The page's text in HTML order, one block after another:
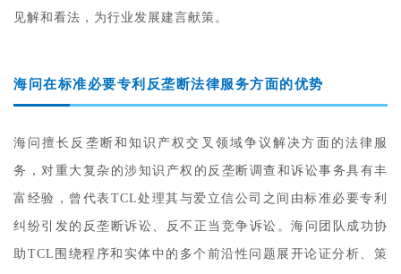
见解和看法，为行业发展建言献策。
海问在标准必要专利反垄断法律服务方面的优势
海问擅长反垄断和知识产权交叉领域争议解决方面的法律服
务，对重大复杂的涉知识产权的反垄断调查和诉讼事务具有丰
富经验，曾代表TCL处理其与爱立信公司之间由标准必要专利
纠纷引发的反垄断诉讼、反不正当竞争诉讼。海问团队成功协
助TCL围绕程序和实体中的多个前沿性问题展开论证分析、策